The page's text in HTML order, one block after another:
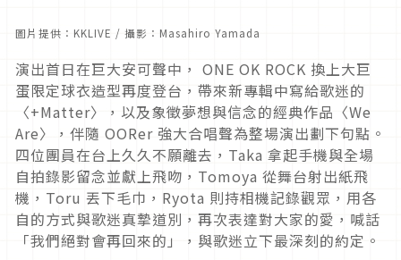
圖片提供： KKLIVE / 攝影：Masahiro Yamada
演出首日在巨大安可聲中， ONE OK ROCK 換上大巨
蛋限定球衣造型再度登台，帶來新專輯中寫給歌迷的
〈+Matter〉，以及象徵夢想與信念的經典作品〈We
Are〉，伴隨 OORer 強大合唱聲為整場演出劃下句點。
四位團員在台上久久不願離去，Taka 拿起手機與全場
自拍錄影留念並獻上飛吻，Tomoya 從舞台射出紙飛
機，Toru 丟下毛巾，Ryota 則持相機記錄觀眾，用各
自的方式與歌迷真摯道別，再次表達對大家的愛，喊話
「我們絕對會再回來的」，與歌迷立下最深刻的約定。